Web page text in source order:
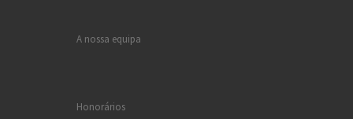
A nossa equipa
Honorários